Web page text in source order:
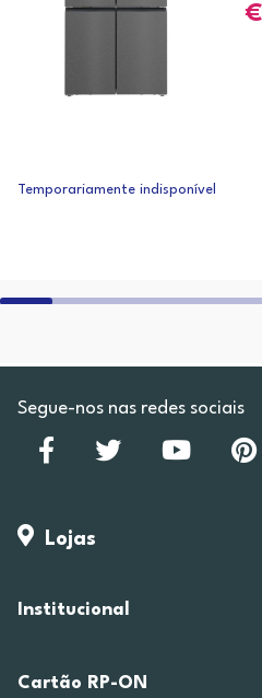
Temporariamente indisponível
Segue-nos nas redes sociais
Lojas
Institucional
Cartão RP-ON